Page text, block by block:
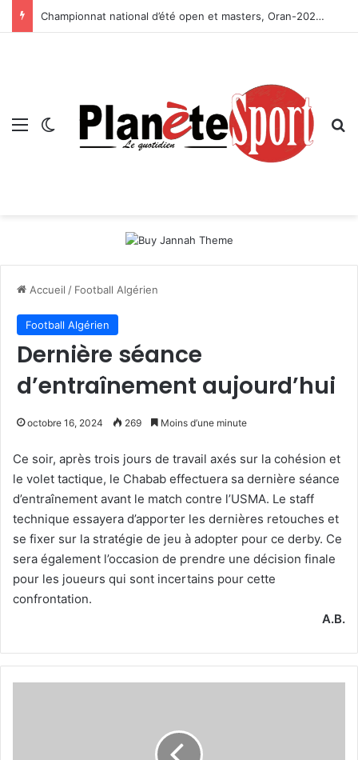
Championnat national d’été open et masters, Oran-2026 — Le CRB s’adjuge le titre
Menu Switch skin
Accueil / Football Algérien
Football Algérien
Dernière séance
d’entraînement aujourd’hui
octobre 16, 2024 269 Moins d’une minute
Ce soir, après trois jours de travail axés sur la cohésion et
le volet tactique, le Chabab effectuera sa dernière séance
d’entraînement avant le match contre l’USMA. Le staff
technique essayera d’apporter les dernières retouches et
se fixer sur la stratégie de jeu à adopter pour ce derby. Ce
sera également l’occasion de prendre une décision finale
pour les joueurs qui sont incertains pour cette
confrontation.
A.B.